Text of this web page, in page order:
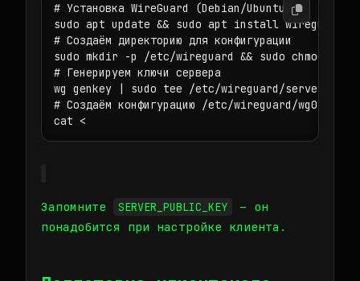
# Установка WireGuard (Debian/Ubuntu)
sudo apt update && sudo apt install wireguard -
# Создаём директорию для конфигурации
sudo mkdir -p /etc/wireguard && sudo chmod
# Генерируем ключи сервера
wg genkey | sudo tee /etc/wireguard/
# Создаём конфигурацию /etc/wireguard/wg0.conf
cat <
Запомните SERVER_PUBLIC_KEY
– он
понадобится при настройке клиента.